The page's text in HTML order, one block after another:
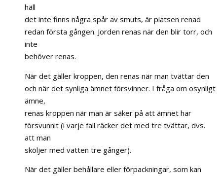
häll
det inte finns några spår av smuts, är platsen renad
redan första gången. Jorden renas när den blir torr, och
inte
behöver renas.
När det gäller kroppen, den renas när man tvättar den
och när det synliga ämnet försvinner. I fråga om osynligt
ämne,
renas kroppen när man är säker på att ämnet har
försvunnit (i varje fall räcker det med tre tvättar, dvs.
att man
sköljer med vatten tre gånger).
När det gäller behållare eller förpackningar, som kan